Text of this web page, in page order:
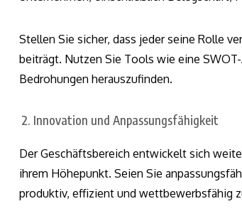
Stellen Sie sicher, dass jeder seine Rolle
beiträgt. Nutzen Sie Tools wie eine
Bedrohungen herauszufinden.
Innovation und Anpassungsfähigkeit
Der Geschäftsbereich entwickelt sich
ihrem Höhepunkt. Seien Sie
produktiv, effizient und wettbewerbsfähig